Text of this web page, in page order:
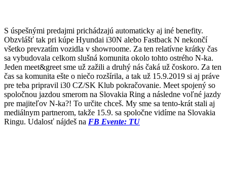
S úspešnými predajmi prichádzajú automaticky aj iné benefity.
Obzvlášť tak pri kúpe Hyundai i30N alebo Fastback N nekončí
všetko prevzatím vozidla v showroome. Za ten relatívne krátky čas
sa vybudovala celkom slušná komunita okolo tohto ostrého N-ka.
Jeden meet&greet sme už zažili a druhý nás čaká už čoskoro. Za ten
čas sa komunita ešte o niečo rozšírila, a tak už 15.9.2019 si aj práve
pre teba pripravil i30 CZ/SK Klub pokračovanie. Meet spojený so
spoločnou jazdou smerom na Slovakia Ring a následne voľné jazdy
pre majiteľov N-ka?! To určite chceš. My sme sa tento-krát stali aj
mediálnym partnerom, takže 15.9. sa spoločne vidíme na Slovakia
Ringu. Udalosť nájdeš na FB Evente: TU